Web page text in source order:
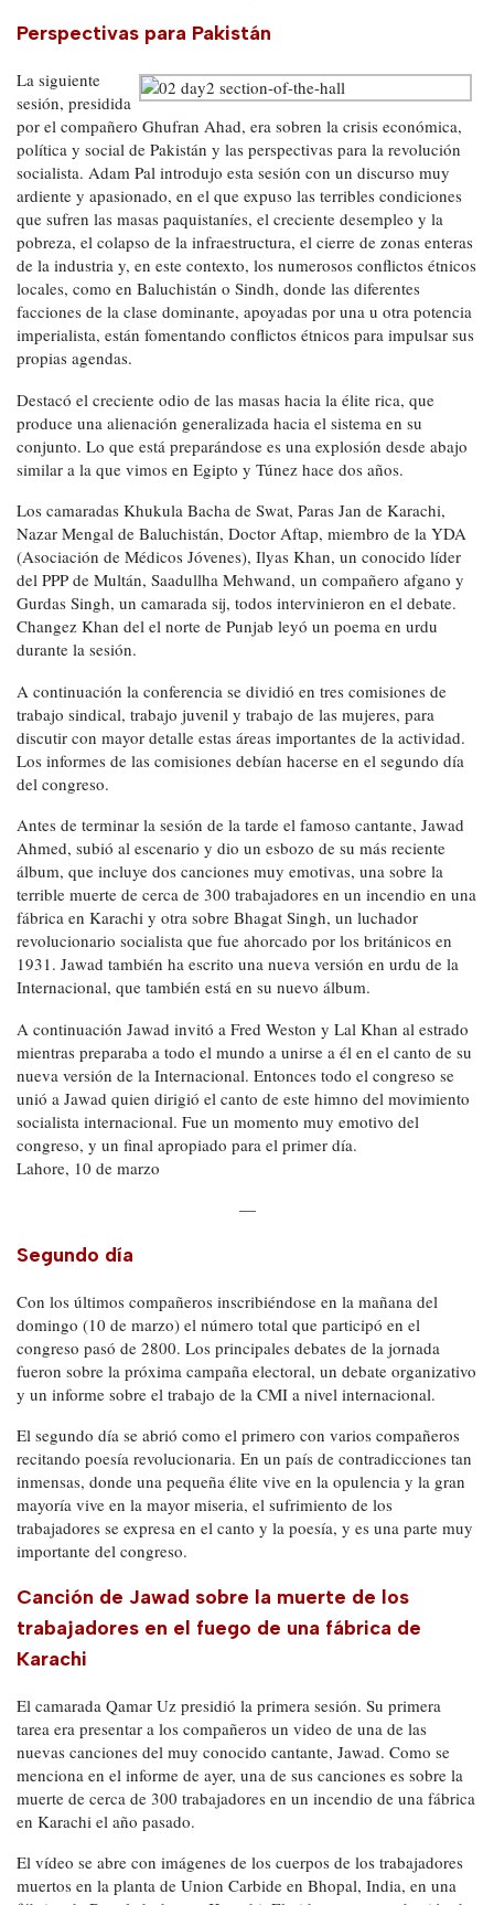
Perspectivas para Pakistán
La siguiente
sesión, presidida
por el compañero Ghufran Ahad, era sobren la crisis económica,
política y social de Pakistán y las perspectivas para la revolución
socialista. Adam Pal introdujo esta sesión con un discurso muy
ardiente y apasionado, en el que expuso las terribles condiciones
que sufren las masas paquistaníes, el creciente desempleo y la
pobreza, el colapso de la infraestructura, el cierre de zonas enteras
de la industria y, en este contexto, los numerosos conflictos étnicos
locales, como en Baluchistán o Sindh, donde las diferentes
facciones de la clase dominante, apoyadas por una u otra potencia
imperialista, están fomentando conflictos étnicos para impulsar sus
propias agendas.
Destacó el creciente odio de las masas hacia la élite rica, que
produce una alienación generalizada hacia el sistema en su
conjunto. Lo que está preparándose es una explosión desde abajo
similar a la que vimos en Egipto y Túnez hace dos años.
Los camaradas Khukula Bacha de Swat, Paras Jan de Karachi,
Nazar Mengal de Baluchistán, Doctor Aftap, miembro de la YDA
(Asociación de Médicos Jóvenes), Ilyas Khan, un conocido líder
del PPP de Multán, Saadullha Mehwand, un compañero afgano y
Gurdas Singh, un camarada sij, todos intervinieron en el debate.
Changez Khan del el norte de Punjab leyó un poema en urdu
durante la sesión.
A continuación la conferencia se dividió en tres comisiones de
trabajo sindical, trabajo juvenil y trabajo de las mujeres, para
discutir con mayor detalle estas áreas importantes de la actividad.
Los informes de las comisiones debían hacerse en el segundo día
del congreso.
Antes de terminar la sesión de la tarde el famoso cantante, Jawad
Ahmed, subió al escenario y dio un esbozo de su más reciente
álbum, que incluye dos canciones muy emotivas, una sobre la
terrible muerte de cerca de 300 trabajadores en un incendio en una
fábrica en Karachi y otra sobre Bhagat Singh, un luchador
revolucionario socialista que fue ahorcado por los británicos en
1931. Jawad también ha escrito una nueva versión en urdu de la
Internacional, que también está en su nuevo álbum.
A continuación Jawad invitó a Fred Weston y Lal Khan al estrado
mientras preparaba a todo el mundo a unirse a él en el canto de su
nueva versión de la Internacional. Entonces todo el congreso se
unió a Jawad quien dirigió el canto de este himno del movimiento
socialista internacional. Fue un momento muy emotivo del
congreso, y un final apropiado para el primer día.
Lahore, 10 de marzo
—
Segundo día
Con los últimos compañeros inscribiéndose en la mañana del
domingo (10 de marzo) el número total que participó en el
congreso pasó de 2800. Los principales debates de la jornada
fueron sobre la próxima campaña electoral, un debate organizativo
y un informe sobre el trabajo de la CMI a nivel internacional.
El segundo día se abrió como el primero con varios compañeros
recitando poesía revolucionaria. En un país de contradicciones tan
inmensas, donde una pequeña élite vive en la opulencia y la gran
mayoría vive en la mayor miseria, el sufrimiento de los
trabajadores se expresa en el canto y la poesía, y es una parte muy
importante del congreso.
Canción de Jawad sobre la muerte de los
trabajadores en el fuego de una fábrica de
Karachi
El camarada Qamar Uz presidió la primera sesión. Su primera
tarea era presentar a los compañeros un video de una de las
nuevas canciones del muy conocido cantante, Jawad. Como se
menciona en el informe de ayer, una de sus canciones es sobre la
muerte de cerca de 300 trabajadores en un incendio de una fábrica
en Karachi el año pasado.
El vídeo se abre con imágenes de los cuerpos de los trabajadores
muertos en la planta de Union Carbide en Bhopal, India, en una